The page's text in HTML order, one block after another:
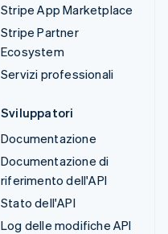
Stripe App Marketplace
Stripe Partner
Ecosystem
Servizi professionali
Sviluppatori
Documentazione
Documentazione di
riferimento dell'API
Stato dell'API
Log delle modifiche API